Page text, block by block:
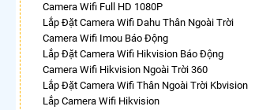
Camera Wifi Full HD 1080P
Lắp Đặt Camera Wifi Dahu Thân Ngoài Trời
Camera Wifi Imou Báo Động
Lắp Đặt Camera Wifi Hikvision Báo Động
Camera Wifi Hikvision Ngoài Trời 360
Lắp Đặt Camera Wifi Thân Ngoài Trời Kbvision
Lắp Camera Wifi Hikvision